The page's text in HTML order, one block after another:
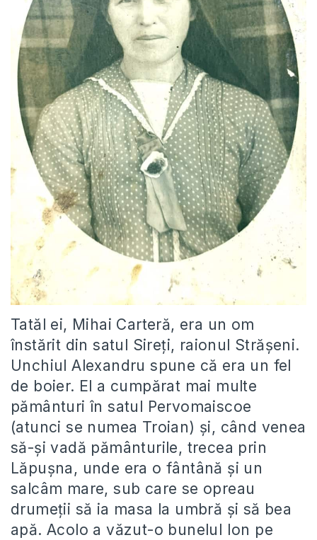
Tatăl ei, Mihai Carteră, era un om
înstărit din satul Sireți, raionul Strășeni.
Unchiul Alexandru spune că era un fel
de boier. El a cumpărat mai multe
pământuri în satul Pervomaiscoe
(atunci se numea Troian) și, când venea
să-și vadă pământurile, trecea prin
Lăpușna, unde era o fântână și un
salcâm mare, sub care se opreau
drumeții să ia masa la umbră și să bea
apă. Acolo a văzut-o bunelul Ion pe